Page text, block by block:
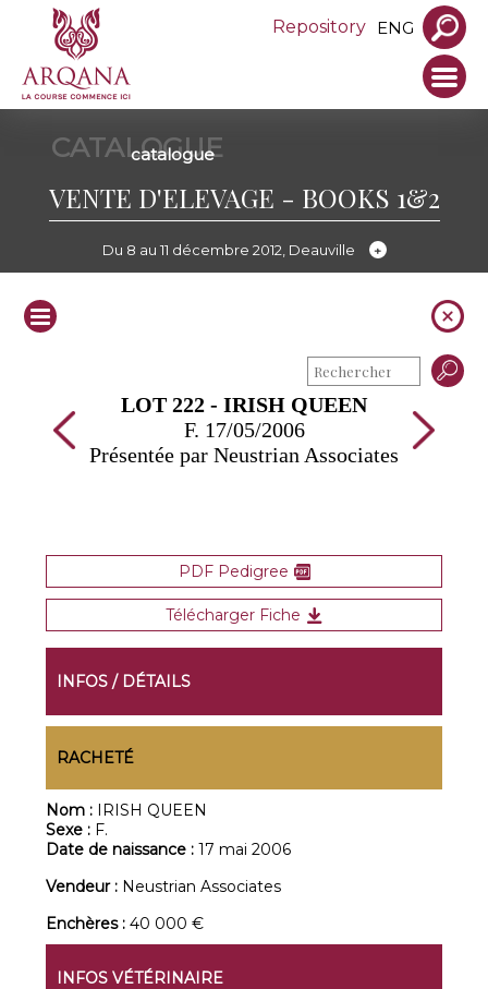
Repository ENG
CATALOGUE
catalogue
VENTE D'ELEVAGE - BOOKS 1&2
Du 8 au 11 décembre 2012, Deauville
LOT 222 - IRISH QUEEN
F. 17/05/2006
Présentée par Neustrian Associates
PDF Pedigree
Télécharger Fiche
INFOS / DÉTAILS
RACHETÉ
Nom : IRISH QUEEN
Sexe : F.
Date de naissance :17 mai 2006
Vendeur : Neustrian Associates
Enchères :40 000 €
INFOS VÉTÉRINAIRE